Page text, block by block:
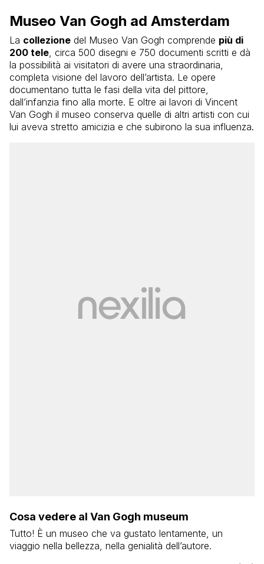
Museo Van Gogh ad Amsterdam
La collezione del Museo Van Gogh comprende più di
200 tele , circa 500 disegni e 750 documenti scritti e dà
la possibilità ai visitatori di avere una straordinaria,
completa visione del lavoro dell’artista. Le opere
documentano tutta le fasi della vita del pittore,
dall’infanzia fino alla morte. E oltre ai lavori di Vincent
Van Gogh il museo conserva quelle di altri artisti con cui
lui aveva stretto amicizia e che subirono la sua influenza.
Cosa vedere al Van Gogh museum
Tutto! È un museo che va gustato lentamente, un
viaggio nella bellezza, nella genialità dell’autore.